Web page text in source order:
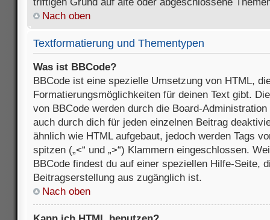
Nach oben
Textformatierung und Thementypen
Was ist BBCode?
BBCode ist eine spezielle Umsetzung von HTML,
Formatierungsmöglichkeiten für deinen Text gibt.
von BBCode werden durch die Board-
auch durch dich für jeden einzelnen Beitrag
ähnlich wie HTML aufgebaut, jedoch werden Tags
spitzen („<“ und „>“) Klammern eingeschlossen.
BBCode findest du auf einer speziellen Hilfe-Seite,
Beitragserstellung aus zugänglich ist.
Nach oben